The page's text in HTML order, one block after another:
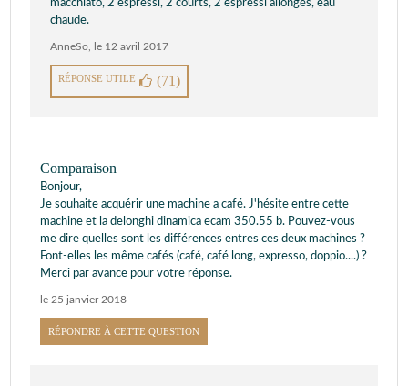
macchiato, 2 espressi, 2 courts, 2 espressi allongés, eau
chaude.
AnneSo le 12 avril 2017
RÉPONSE UTILE (71)
Comparaison
Bonjour,
Je souhaite acquérir une machine a café. J'hésite entre cette
machine et la delonghi dinamica ecam 350.55 b. Pouvez-vous
me dire quelles sont les différences entres ces deux machines ?
Font-elles les même cafés (café, café long, expresso, doppio....) ?
Merci par avance pour votre réponse.
le 25 janvier 2018
RÉPONDRE À CETTE QUESTION